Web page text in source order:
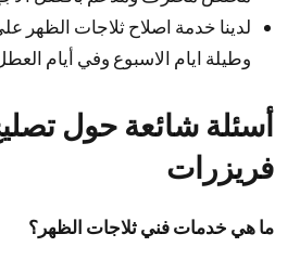
وطيلة ايام الاسبوع وفي أيام
أسئلة شائعة حول
فريزرات
ما هي خدمات فني ثلاجات الظهر؟